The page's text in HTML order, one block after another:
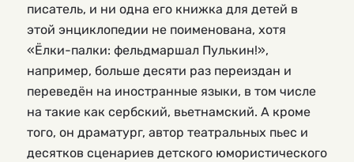
писатель, и ни одна его книжка для детей в
этой энциклопедии не поименована, хотя
«Ёлки-палки: фельдмаршал Пулькин!»,
например, больше десяти раз переиздан и
переведён на иностранные языки, в том числе
на такие как сербский, вьетнамский. А кроме
того, он драматург, автор театральных пьес и
десятков сценариев детского юмористического